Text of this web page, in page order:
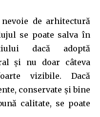
de arhitectură
se poate salva în
dacă adoptă
și nu doar câteva
vizibile. Dacă
conservate și bine
calitate, se poate